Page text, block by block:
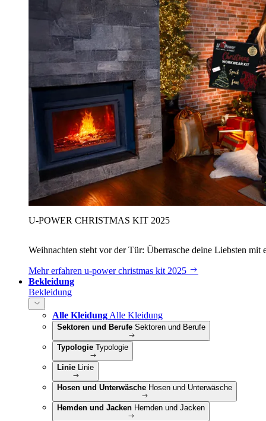
U‑POWER CHRISTMAS KIT 2025
Weihnachten steht vor der Tür: Überrasche deine Liebsten
Mehr erfahren u‑power christmas kit 2025
Bekleidung
Bekleidung
Alle Kleidung Alle Kleidung
Sektoren und Berufe Sektoren und Berufe
Typologie Typologie
Linie Linie
Hosen und Unterwäsche Hosen und Unterwäsche
Hemden und Jacken Hemden und Jacken